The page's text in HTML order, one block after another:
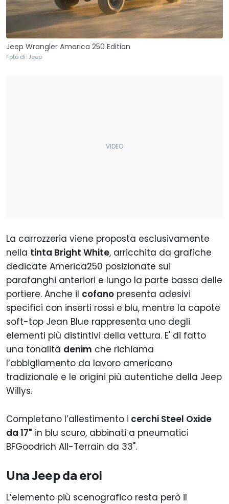
Jeep Wrangler America 250 Edition
Foto di: Jeep
La carrozzeria viene proposta esclusivamente
nella tinta Bright White, arricchita da grafiche
dedicate America250 posizionate sui
parafanghi anteriori e lungo la parte bassa delle
portiere. Anche il cofano presenta adesivi
specifici con inserti rossi e blu, mentre la capote
soft-top Jean Blue rappresenta uno degli
elementi più distintivi della vettura. E' di fatto
una tonalità denim che richiama
l’abbigliamento da lavoro americano
tradizionale e le origini più autentiche della Jeep
Willys.
Completano l’allestimento i cerchi Steel Oxide
da 17" in blu scuro, abbinati a pneumatici
BFGoodrich All-Terrain da 33".
Una Jeep da eroi
L’elemento più scenografico resta però il